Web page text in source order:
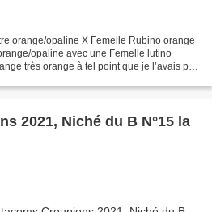
orange/opaline X Femelle Rubino orange
opaline avec une Femelle lutino
très orange à tel point que je l’avais pris
2021, Niché du B N°15 la